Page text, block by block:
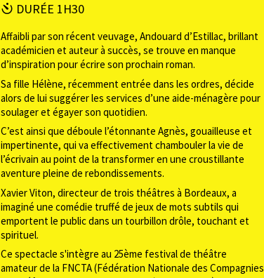
DURÉE 1H30
Affaibli par son récent veuvage, Andouard d’Estillac, brillant
académicien et auteur à succès, se trouve en manque
d’inspiration pour écrire son prochain roman.
Sa fille Hélène, récemment entrée dans les ordres, décide
alors de lui suggérer les services d’une aide-ménagère pour
soulager et égayer son quotidien.
C’est ainsi que déboule l’étonnante Agnès, gouailleuse et
impertinente, qui va effectivement chambouler la vie de
l’écrivain au point de la transformer en une croustillante
aventure pleine de rebondissements.
Xavier Viton, directeur de trois théâtres à Bordeaux, a
imaginé une comédie truffé de jeux de mots subtils qui
emportent le public dans un tourbillon drôle, touchant et
spirituel.
Ce spectacle s'intègre au 25ème festival de théâtre
amateur de la FNCTA (Fédération Nationale des Compagnies